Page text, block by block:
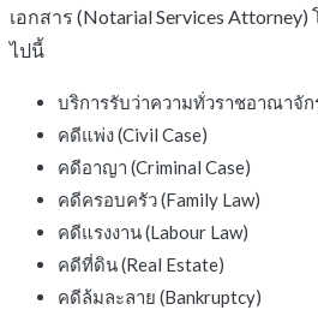
เอกสาร (Notarial Services
ไปนี้
บริการรับว่าความทั่วราชอาณาจัก
คดีแพ่ง (Civil Case)
คดีอาญา (Criminal Case)
คดีครอบครัว (Family Law)
คดีแรงงาน (Labour Law)
คดีที่ดิน (Real Estate)
คดีล้มละลาย (Bankruptcy)